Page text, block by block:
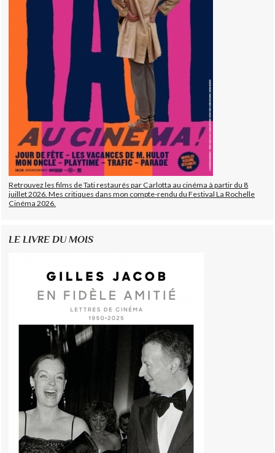
Retrouvez les films de Tati restaurés par Carlotta au cinéma à partir du 8
juillet 2026. Mes critiques dans mon compte-rendu du Festival La Rochelle
Cinéma 2026.
LE LIVRE DU MOIS